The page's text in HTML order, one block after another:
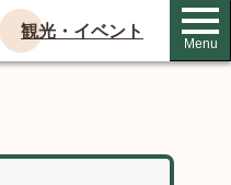
観光・イベント
Menu